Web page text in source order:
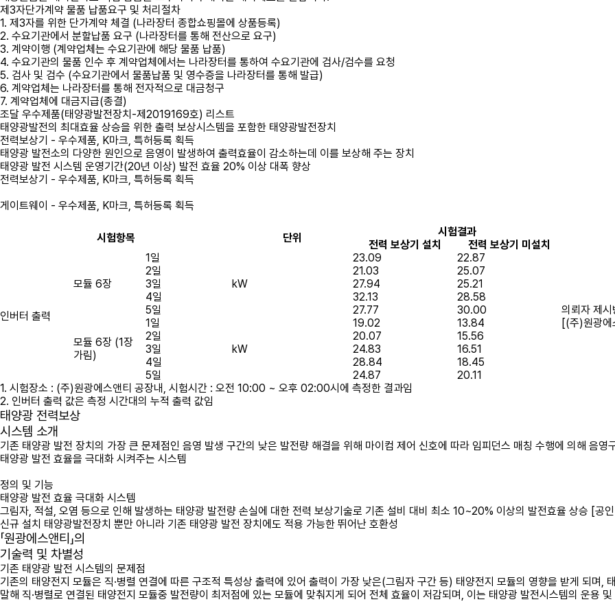
제3자단가계약 물품 납품요구 및 처리절차
1. 제3자를 위한 단가계약 체결 (나라장터 종합쇼핑몰에 상품등록)
2. 수요기관에서 분할납품 요구 (나라장터를 통해 전산으로 요구)
3. 계약이행 (계약업체는 수요기관에 해당 물품 납품)
4. 수요기관의 물품 인수 후 계약업체에서는 나라장터를 통하여 수요기관에 검사/검수를 요청
5. 검사 및 검수 (수요기관에서 물품납품 및 영수증을 나라장터를 통해 발급)
6. 계약업체는 나라장터를 통해 전자적으로 대금청구
7. 계약업체에 대금지급(종결)
조달 우수제품(태양광발전장치-제2019169호) 리스트
태양광발전의 최대효율 상승을 위한 출력 보상시스템을 포함한 태양광발전장치
전력보상기 - 우수제품, K마크, 특허등록 획득
태양광 발전소의 다양한 원인으로 음영이 발생하여 출력효율이 감소하는데 이를 보상해 주는 장치
태양광 발전 시스템 운영기간(20년 이상) 발전 효율 20% 이상 대폭 향상
전력보상기 - 우수제품, K마크, 특허등록 획득
게이트웨이 - 우수제품, K마크, 특허등록 획득
시험항목 단위
시험결과
전력 보상기 설치
전력 보상기 미설치
인버터 출력
모듈 6장
1일
kW
23.09 22.87
의뢰자 제시
[(주)원광
2일 21.03
25.07
3일
27.94
25.21
4일
32.13
28.58
5일
27.77 30.00
모듈 6장 (1장
가림)
1일
kW
19.02
13.84
2일
20.07
15.56
3일
24.83
16.51
4일
28.84
18.45
5일
24.87
20.11
1. 시험장소 : (주)원광에스앤티 공장내, 시험시간 : 오전 10:00 ~ 오후 02:00시에 측정한 결과임
2. 인버터 출력 값은 측정 시간대의 누적 출력 값임
태양광 전력보상
시스템 소개
기존 태양광 발전 장치의 가장 큰 문제점인 음영 발생 구간의 낮은 발전량 해결을 위해 마이컴 제어 신호에 따라 임피던스 매칭 수행에 의해 음
태양광 발전 효율을 극대화 시켜주는 시스템
정의 및 기능
태양광 발전 효율 극대화 시스템
그림자, 적설, 오염 등으로 인해 발생하는 태양광 발전량 손실에 대한 전력 보상기술로 기존 설비 대비 최소 10~20% 이상의 발전효율 상승 [공
신규 설치 태양광발전장치 뿐만 아니라 기존 태양광 발전 장치에도 적용 가능한 뛰어난 호환성
「원광에스앤티」의
기술력 및 차별성
기존 태양광 발전 시스템의 문제점
기존의 태양전지 모듈은 직·병렬 연결에 따른 구조적 특성상 출력에 있어 출력이 가장 낮은(그림자 구간 등) 태양전지 모듈의 영향을 받게 되며,
말해 직·병렬로 연결된 태양전지 모듈중 발전량이 최저점에 있는 모듈에 맞춰지게 되어 전체 효율이 저감되며, 이는 태양광 발전시스템의 운용